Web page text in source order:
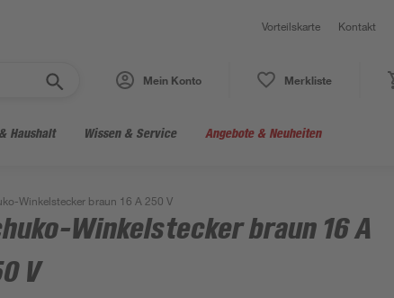
Vorteilskarte Kontakt
Mein Konto Merkliste
Haushalt Wissen & Service Angebote & Neuheiten
Winkelstecker braun 16 A 250 V
Winkelstecker braun 16 A
V